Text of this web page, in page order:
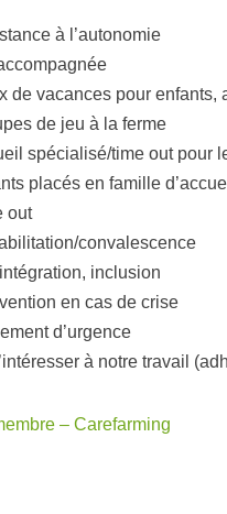
à l’autonomie
de vacances pour enfants,
de jeu à la ferme
spécialisé/time out pour
placés en famille
out
convalescence
inclusion
en cas de crise
d’urgence
à notre travail
– Carefarming